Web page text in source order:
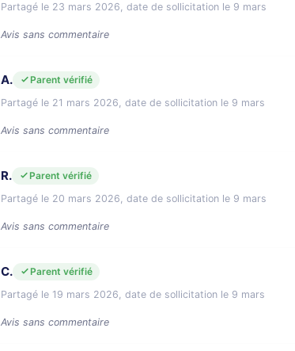
Partagé le 23 mars 2026, date de sollicitation le 9 mars
Avis sans commentaire
A.
Parent vérifié
Partagé le 21 mars 2026, date de sollicitation le 9 mars
Avis sans commentaire
R.
Parent vérifié
Partagé le 20 mars 2026, date de sollicitation le 9 mars
Avis sans commentaire
C.
Parent vérifié
Partagé le 19 mars 2026, date de sollicitation le 9 mars
Avis sans commentaire